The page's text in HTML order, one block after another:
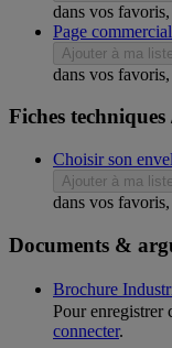
dans vos
Page
Ajouter à ma
dans vos
Fiches
Choisir son
Ajouter à ma
dans vos
Documents &
Brochure
Pour enregistrer
connecter.